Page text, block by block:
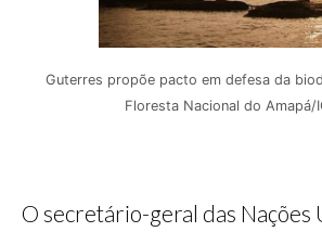
Guterres propõe pacto em defesa da
Floresta Nacional do Amapá/
O secretário-geral das Nações